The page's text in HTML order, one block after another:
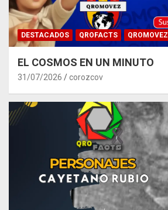
DESTACADOS QROFACTS QROMOVEZ
EL COSMOS EN UN MINUTO
31/07/2026 corozcov